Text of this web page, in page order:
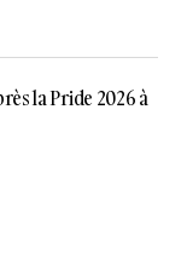
la Pride 2026 à